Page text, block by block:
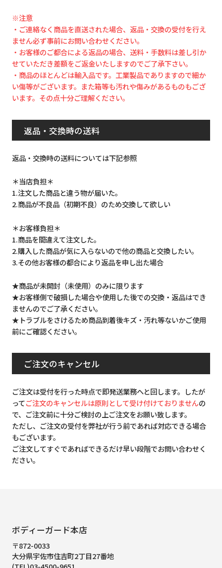
※注意
・ご連絡なく商品を直送された場合、返品・交換の受付を行え
ません必ず事前にお問い合わせください。
・お客様のご都合による返品の場合、送料・手数料は差し引か
せていただき差額をご返金いたしますのでご了承下さい。
・商品のほとんどは輸入品です。工業製品でありますので細か
い傷等がございます。また箱等も汚れや傷みがあるものもござ
います。その点十分ご理解ください。
返品・交換時の送料
返品・交換時の送料については下記参照
＊当店負担＊
1.注文した商品と違う物が届いた。
2.商品が不良品（初期不良）のため交換して欲しい
＊お客様負担＊
1.商品を間違えて注文した。
2.購入した商品が気に入らないので他の商品と交換したい。
3.その他お客様の都合により返品を申し出た場合
★商品が未開封（未使用）のみに限ります
★お客様側で破損した場合や使用した後での交換・返品はでき
ませんのでご了承ください。
★トラブルをさけるため商品到着後キズ・汚れ等ないかご使用
前にご確認ください。
ご注文のキャンセル
ご注文は受付を行った時点で即発送業務へと回します。したが
ってご注文のキャンセルは原則として受け付けておりませんの
で、ご注文前に十分ご検討の上ご注文をお願い致します。
ただし、ご注文の受付を弊社が行う前であれば対応できる場合
もございます。
ご注文してすぐであればできるだけ早い段階でお問い合わせく
ださい。
ボディーガード本店
〒872-0033
大分県宇佐市住吉町2丁目27番地